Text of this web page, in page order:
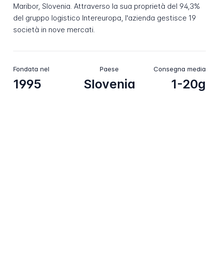
Maribor, Slovenia. Attraverso la sua proprietà del 94,3%
del gruppo logistico Intereuropa, l'azienda gestisce 19
società in nove mercati.
Fondata nel
1995
Paese
Slovenia
Consegna media
1-20g